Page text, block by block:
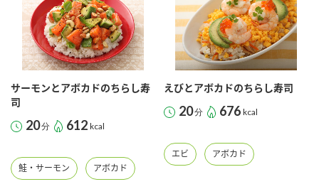
サーモンとアボカドのちらし寿
司
20分 612 kcal
鮭・サーモン アボカド
えびとアボカドのちらし寿司
20分 676 kcal
エビ アボカド